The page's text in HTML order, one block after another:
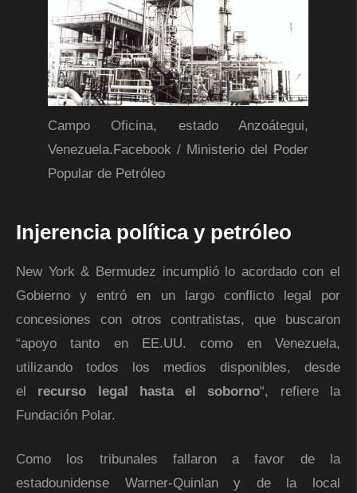
Campo Oficina, estado Anzoátegui,
Venezuela. Facebook / Ministerio del Poder
Popular de Petróleo
Injerencia política y petróleo
New York & Bermudez incumplió lo acordado con el
Gobierno y entró en un largo conflicto legal por
concesiones con otros contratistas, que buscaron
“apoyo tanto en EE.UU. como en Venezuela,
utilizando todos los medios disponibles, desde
el recurso legal hasta el soborno“, refiere la
Fundación Polar.
Como los tribunales fallaron a favor de la
estadounidense Warner-Quinlan y de la local